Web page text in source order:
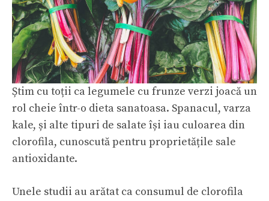
Știm cu toții ca legumele cu frunze verzi joacă un
rol cheie într-o dieta sanatoasa. Spanacul, varza
kale, și alte tipuri de salate își iau culoarea din
clorofila, cunoscută pentru proprietățile sale
antioxidante.
Unele studii au arătat ca consumul de clorofila